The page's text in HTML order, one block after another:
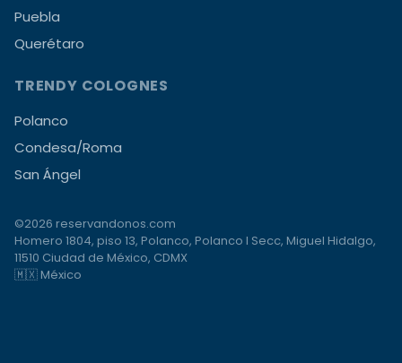
Puebla
Querétaro
TRENDY COLOGNES
Polanco
Condesa/Roma
San Ángel
©2026 reservandonos.com
Homero 1804, piso 13, Polanco, Polanco I Secc, Miguel Hidalgo,
11510 Ciudad de México, CDMX
🇲🇽 México